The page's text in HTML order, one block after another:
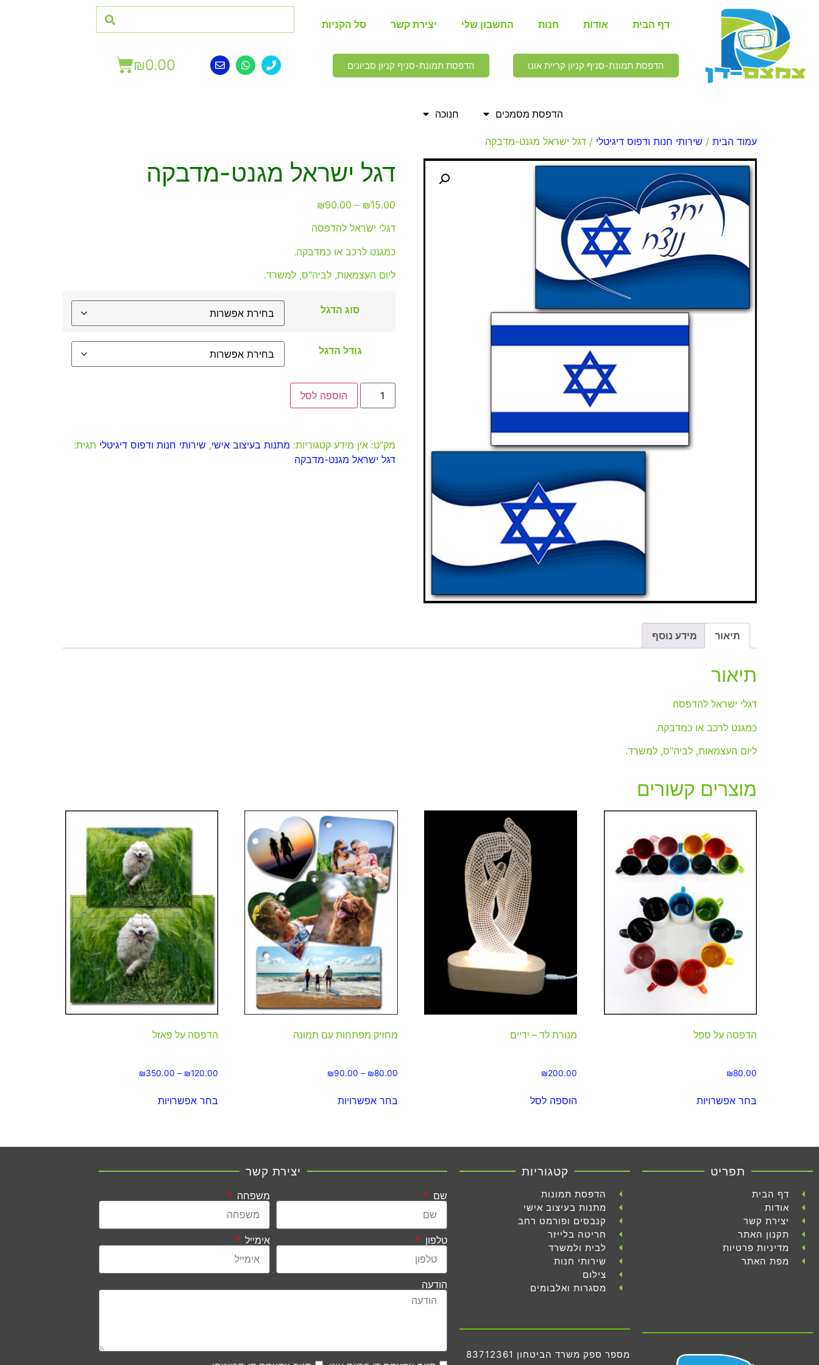
דף הבית אודות חנות החשבון שלי יצירת קשר סל הקניות
הדפסת תמונת-סניף קניון קריית אונו הדפסת תמונת-סניף קניון סביונים ₪0.00
הדפסת מסמכים חנוכה
עמוד הבית / שירותי חנות ודפוס דיגיטלי / דגל ישראל מגנט-מדבקה
דגל ישראל מגנט-מדבקה
₪15.00
–
₪90.00
דגלי ישראל להדפסה
כמגנט לרכב או כמדבקה.
ליום העצמאות, לביה"ס, למשרד.
סוג הדגל
גודל הדגל
הוספה לסל
מק"ט: אין מידע קטגוריות: מתנות בעיצוב אישי, שירותי חנות ודפוס דיגיטלי תגית:
דגל ישראל מגנט-מדבקה
תיאור מידע נוסף
תיאור
דגלי ישראל להדפסה
כמגנט לרכב או כמדבקה.
ליום העצמאות, לביה"ס, למשרד.
מוצרים קשורים
הדפסה על ספל
₪80.00
בחר אפשרויות
מנורת לד – ידיים
₪200.00
הוספה לסל
מחזיק מפתחות עם תמונה
₪80.00
–
₪90.00
בחר אפשרויות
הדפסה על פאזל
₪120.00
–
₪350.00
בחר אפשרויות
תפריט
דף הבית
אודות
יצירת קשר
תקנון האתר
מדיניות פרטיות
מפת האתר
קטגוריות
הדפסת תמונות
מתנות בעיצוב אישי
קנבסים ופורמט רחב
חריטה בלייזר
לבית ולמשרד
שירותי חנות
צילום
מסגרות ואלבומים
מספר ספק משרד הביטחון 83712361
יצירת קשר
שם משפחה
טלפון אימייל
הודעה